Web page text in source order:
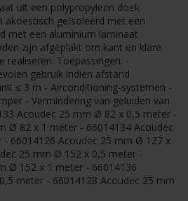
uit een polypropyleen doek
akoestisch geïsoleerd met een
met een aluminium laminaat
zijn afgeplakt om kant en klare
realiseren. Toepassingen: -
gebruik indien afstand
≤ 3 m - Airconditioning-systemen -
- Vermindering van geluiden van
Acoudec 25 mm Ø 82 x 0,5 meter -
Ø 82 x 1 meter - 66014134 Acoudec
66014126 Acoudec 25 mm Ø 127 x
25 mm Ø 152 x 0,5 meter -
Ø 152 x 1 meter - 66014136
meter - 66014128 Acoudec 25 mm